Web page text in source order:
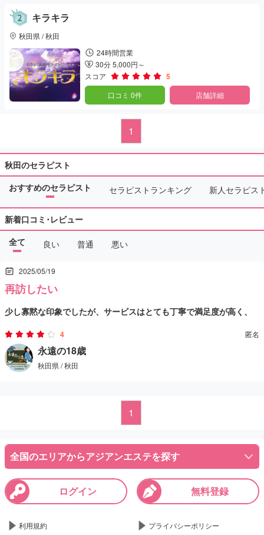
キラキラ
秋田県 / 秋田
24時間営業
30分 5,000円～
スコア
5
口コミ 0件 店舗詳細
1
秋田のセラピスト
おすすめのセラピスト
セラピストランキング 新人セラピス
新着口コミ･レビュー
全て
良い 普通 悪い
2025/05/19
再訪したい
少し寡黙な印象でしたが、サービスはとても丁寧で満足度が高く、
安心して任せられるセラピストさんでした。
写真とは少し雰囲気が違うようにも感じましたが、実際に会ってみ
ると良い意味でのギャップがあり、個人的にはむしろ好印象です。
ただ、その点を伝えるとすぐに明るくしてもらえたので、柔軟に対
応してくれるところも好印象でした。
全体的にとても心地よく過ごせたので、また機会を作ってぜひ再訪
したいと思っています。
静かで落ち着いた時間を過ごしたい方にはおすすめです。
4 匿名
永遠の18歳
秋田県 / 秋田
1
全国のエリアからアジアンエステを探す
ログイン 無料登録
利用規約 プライバシーポリシー